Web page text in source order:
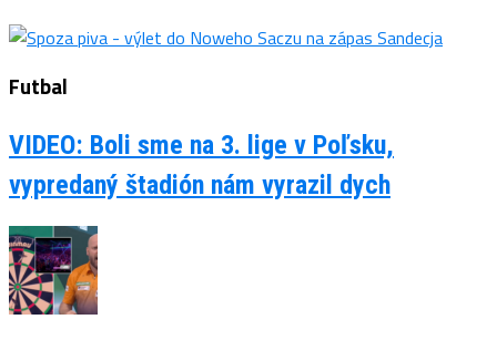
Futbal
VIDEO: Boli sme na 3. lige v Poľsku,
vypredaný štadión nám vyrazil dych